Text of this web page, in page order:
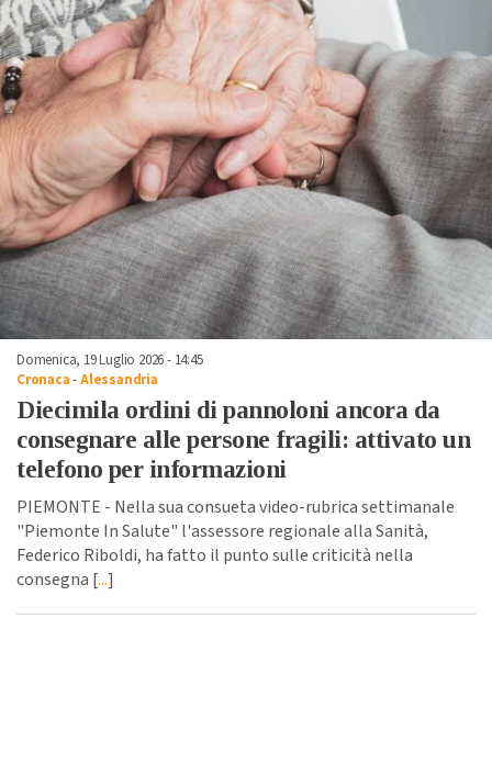
Domenica, 19 Luglio 2026 - 14:45
Cronaca-Alessandria
Diecimila ordini di pannoloni ancora da
consegnare alle persone fragili: attivato un
telefono per informazioni
PIEMONTE - Nella sua consueta video-rubrica settimanale
"Piemonte In Salute" l'assessore regionale alla Sanità,
Federico Riboldi, ha fatto il punto sulle criticità nella
consegna [...]